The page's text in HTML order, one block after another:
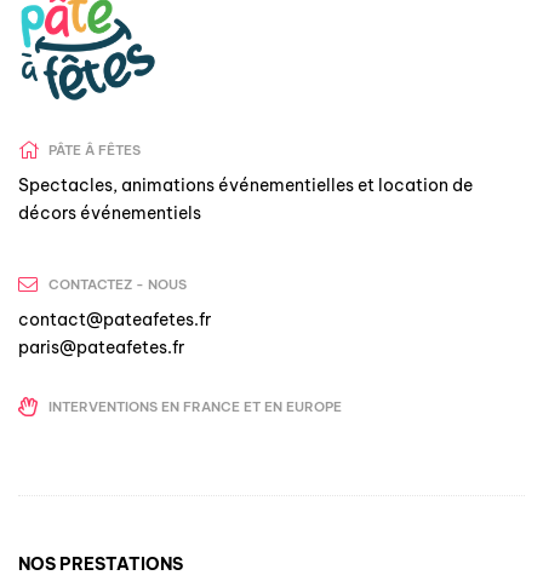
PÂTE Â FÊTES
Spectacles, animations événementielles et location de
décors événementiels
CONTACTEZ - NOUS
contact@pateafetes.fr
paris@pateafetes.fr
INTERVENTIONS EN FRANCE ET EN EUROPE
NOS PRESTATIONS